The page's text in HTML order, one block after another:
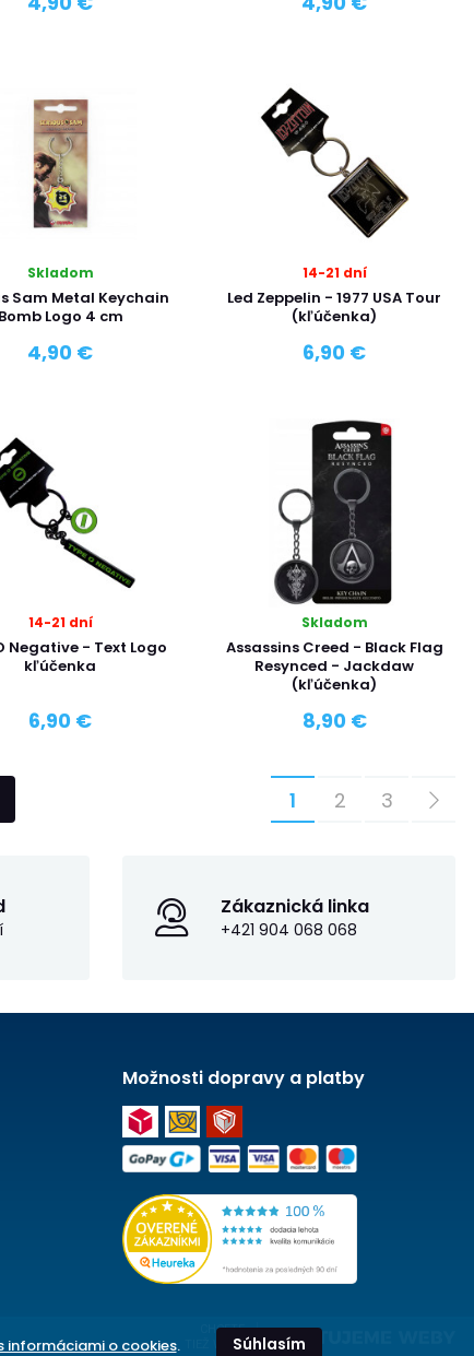
Skladom
Sam Metal Keychain
Bomb Logo 4 cm
4,90 €
14-21 dní
Led Zeppelin - 1977 USA Tour
(kľúčenka)
6,90 €
14-21 dní
Negative - Text Logo
kľúčenka
6,90 €
Skladom
Assassins Creed - Black Flag
Resynced - Jackdaw
(kľúčenka)
8,90 €
1 2 3
Zákaznická linka
+421 904 068 068
Možnosti dopravy a platby
CHCETE
TIEŽ WEB?
informáciami o cookies. Súhlasím